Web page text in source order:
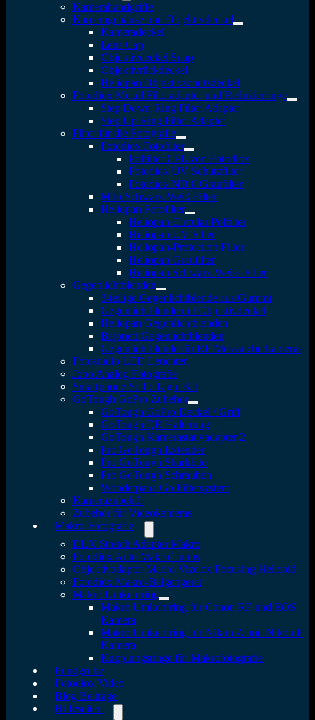
Kamerahandgriffe
Kameragehäuse und Objektivdeckel
Kameradeckel
Lens Cap
Objektivdeckel Snap
Objektivrückdeckel
Heliopan Objektivschutzdeckel
Fotodiox Metall Filteradapter und Reduzierringe
Step Down Ring Filter Adapter
Step Up Ring Filter Adapter
Filter für die Fotografie
Fotodiox Fotofilter
Polfilter CPL von Fotodiox
Fotodiox UV Schutzfilter
Fotodiox ND 8 Graufilter
Milo Schwarz-Weiß-Filter
Heliopan Fotofilter
Heliopan Circular Polfilter
Heliopan UV-Filter
Heliopan-Protection Filter
Heliopan Graufilter
Heliopan Schwarz-Weiss-Filter
Gegenlichtblenden
3-teilige Gegenlichtblende aus Gummi
Gegenlichtblende mit Objektivdeckel
Heliopan Gegenlichtblenden
Bajonett Gegenlichtblenden
Gegenlichtblende für RF Messsucherkameras
Fotostudio LED Leuchten
Jobo Analog Fotografie
Smartphone Selfie Light Kit
GoTough GoPro Zubehör
GoTough GoPro Deckel / Griff
GoTough QR Halterung
GoTough Kamerastativadapter 2
Pro GoTough Extender
Pro GoTough Sharkbite
Pro GoTough Schrauben
Wonderpana Go Filtersystem
Kamerazubehör
Zubehör für Videokameras
Makro-Fotografie
DLX Stretch Adapter Makro
Fotodiox Auto Makro Tubus
Objektivadapter Macro Vizelex Focusing Helicoid
Fotodiox Makro-Balgengerät
Makro Umkehrring
Makro Umkehrring für Canon RF und EOS
Kamera
Makro Umkehrring für Nikon Z und Nikon F
Kamera
Kupplungsringe für Makrofotografie
Fundgrube
Fotodiox Video
Blog Beiträge
Hilfeseiten